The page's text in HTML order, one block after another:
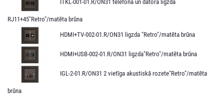
ITKL-001-01.R/ON31 telefona un datora ligzda
RJ11+45"Retro"/matēta brūna
HDMI+TV-002-01.R/ON31 ligzda "Retro"/matēta brūna
HDMI+USB-002-01.R/ON31 ligzda"Retro"/matēta brūna
IGL-2-01.R/ON31 2 vietīga akustiskā rozete"Retro"/matēta
brūna